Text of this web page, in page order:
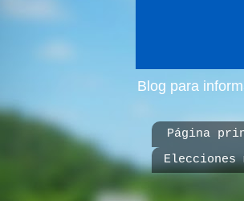
Blog para
Página
Elecciones